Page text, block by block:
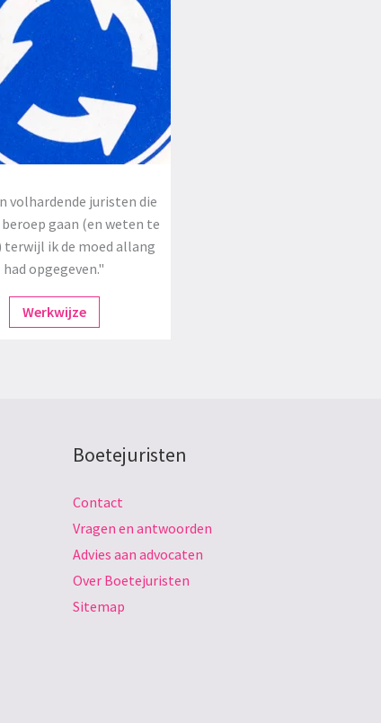
volhardende juristen die
gaan (en weten te
terwijl ik de moed allang
had opgegeven."
Werkwijze
Boetejuristen
Contact
Vragen en antwoorden
Advies aan advocaten
Over Boetejuristen
Sitemap